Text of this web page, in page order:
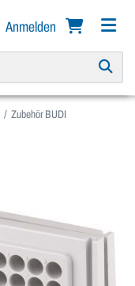
Anmelden
Zubehör BUDI